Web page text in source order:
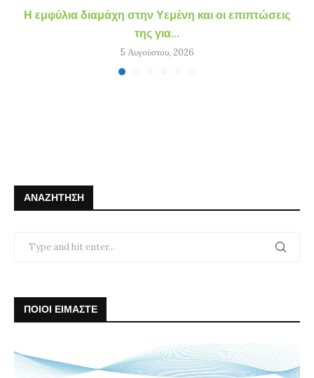
Η εμφύλια διαμάχη στην Υεμένη και οι επιπτώσεις
της για...
5 Αυγούστου, 2026
ΑΝΑΖΉΤΗΣΗ
ΠΟΙΟΙ ΕΙΜΑΣΤΕ